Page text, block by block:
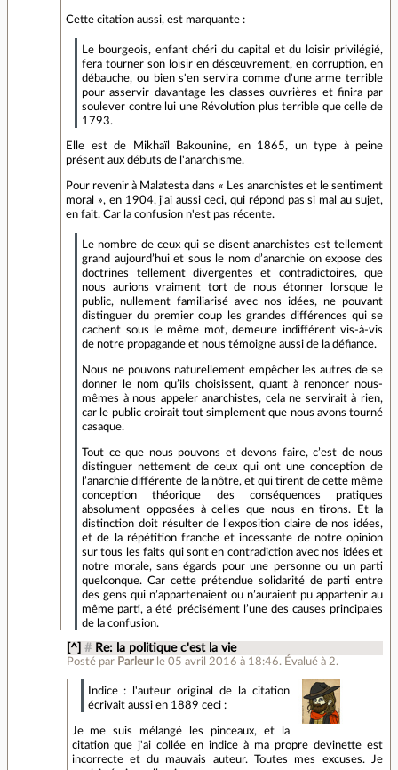
Cette citation aussi, est marquante :
Le bourgeois, enfant chéri du capital et du loisir privilégié,
fera tourner son loisir en désœuvrement, en corruption, en
débauche, ou bien s'en servira comme d'une arme terrible
pour asservir davantage les classes ouvrières et finira par
soulever contre lui une Révolution plus terrible que celle de
1793.
Elle est de Mikhaïl Bakounine, en 1865, un type à peine
présent aux débuts de l'anarchisme.
Pour revenir à Malatesta dans « Les anarchistes et le sentiment
moral », en 1904, j'ai aussi ceci, qui répond pas si mal au sujet,
en fait. Car la confusion n'est pas récente.
Le nombre de ceux qui se disent anarchistes est tellement
grand aujourd’hui et sous le nom d’anarchie on expose des
doctrines tellement divergentes et contradictoires, que
nous aurions vraiment tort de nous étonner lorsque le
public, nullement familiarisé avec nos idées, ne pouvant
distinguer du premier coup les grandes différences qui se
cachent sous le même mot, demeure indifférent vis-à-vis
de notre propagande et nous témoigne aussi de la défiance.
Nous ne pouvons naturellement empêcher les autres de se
donner le nom qu’ils choisissent, quant à renoncer nous-
mêmes à nous appeler anarchistes, cela ne servirait à rien,
car le public croirait tout simplement que nous avons tourné
casaque.
Tout ce que nous pouvons et devons faire, c’est de nous
distinguer nettement de ceux qui ont une conception de
l’anarchie différente de la nôtre, et qui tirent de cette même
conception théorique des conséquences pratiques
absolument opposées à celles que nous en tirons. Et la
distinction doit résulter de l’exposition claire de nos idées,
et de la répétition franche et incessante de notre opinion
sur tous les faits qui sont en contradiction avec nos idées et
notre morale, sans égards pour une personne ou un parti
quelconque. Car cette prétendue solidarité de parti entre
des gens qui n’appartenaient ou n’auraient pu appartenir au
même parti, a été précisément l’une des causes principales
de la confusion.
[^] # Re: la politique c'est la vie
Posté par Parleur le 05 avril 2016 à 18:46. Évalué à 2.
Indice : l'auteur original de la citation
écrivait aussi en 1889 ceci :
Je me suis mélangé les pinceaux, et la
citation que j'ai collée en indice à ma propre devinette est
incorrecte et du mauvais auteur. Toutes mes excuses. Je